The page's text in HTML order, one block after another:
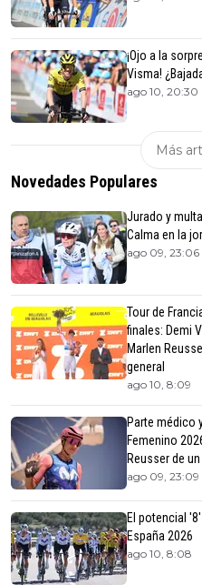
¡Ojo a la
Visma!
ago 10, 20:30
Más
Novedades Populares
Jurado y
Calma en la
ago 09, 23:06
Tour de
finales: Demi
Marlen
general
ago 10, 8:09
Parte médico
Femenino
Reusser de
ago 09, 23:09
El potencial
España 2026
ago 10, 8:08